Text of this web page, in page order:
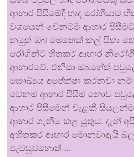
ආහාර පිසීමේදී හෘද රෝගියාට
වශයෙන් වෙනමම ආහාර
නමුත් ඔබ මෙතෙක් කල් සිතා
රෝගීන්ට හිතකර ආහාර නිරෝගී
ආහාරවේ. එනිසා ඔබගේත්
සෞඛ්‍යය අපේක්ෂා කරනවා නම්
වෙනම ආහාර පිසීම නොව
ආහාර පිසීමෙන් වැළකී සියලන්ම
ආහාර ගැනීම කළ යුතුය. දැන්
අහිතකර ආහාර මොනවාදැයි
පැවසුවහොත් …